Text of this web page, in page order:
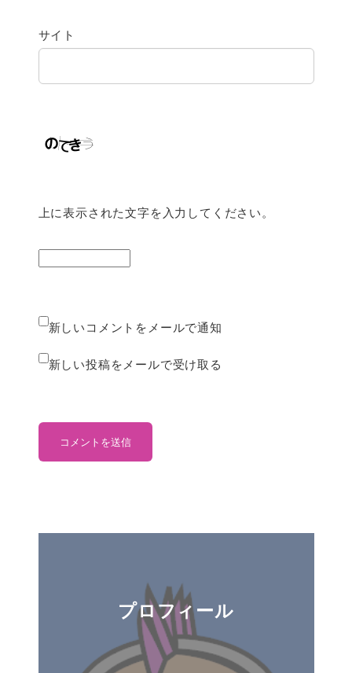
サイト
上に表示された文字を入力してください。
新しいコメントをメールで通知
新しい投稿をメールで受け取る
プロフィール